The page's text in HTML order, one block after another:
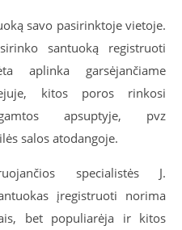
savo pasirinktoje vietoje.
santuoką registruoti
aplinka garsėjančiame
kitos poros rinkosi
apsuptyje, pvz
salos atodangoje.
specialistės J.
įregistruoti norima
bet populiarėja ir kitos